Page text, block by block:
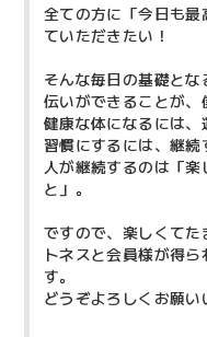
全ての方に「今日も
ていただきたい！
そんな毎日の基礎と
伝いができることが、
健康な体になるには、
習慣にするには、継続
人が継続するのは「
と」。
ですので、楽しくて
トネスと会員様が得
す。
どうぞよろしくお願い